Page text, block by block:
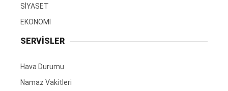
SİYASET
EKONOMİ
SERVİSLER
Hava Durumu
Namaz Vakitleri